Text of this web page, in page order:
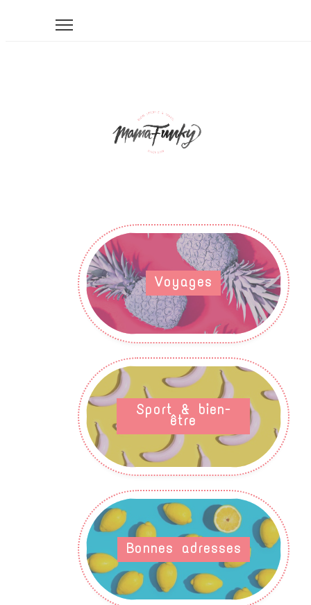
Voyages
Sport & bien-
être
Bonnes adresses